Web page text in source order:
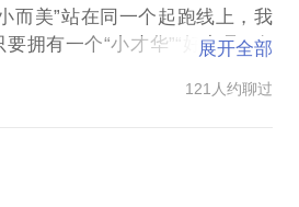
点；
价比最高的武器；
？】
从何讲起，
，更卖不动，
，
而美”站在同一个起跑线上，我
拥有一个“小才华”“好产品”“有
吃。
展开全部
121人约聊过